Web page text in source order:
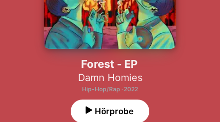
Forest - EP
Damn Homies
Hip-Hop/Rap · 2022
Hörprobe